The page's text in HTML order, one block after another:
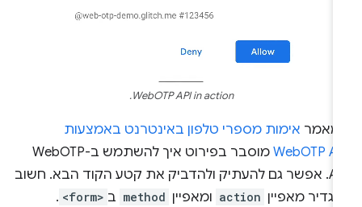
WebOTP API in action.
אימות מספרי טלפון באינטרנט באמצעות
WebOTP
מוסבר בפירוט איך להשתמש ב-WebOTP
API. אפשר גם להעתיק ולהדביק את קטע הקוד הבא. חשוב
מאפיין action ומאפיין method ב <form>
.